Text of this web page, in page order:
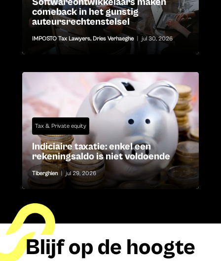
Softwareontwikkelaars maken
comeback in het gunstig
auteursrechtenstelsel
IMPOSTO Tax Lawyers, Dries Verhaeghe jul 30, 2026
Tax & Private equity
Indiciaire taxatie: enkel een
rekeningsaldo is niet voldoende
Tiberghien | jul 29, 2026
Blijf op de hoogte